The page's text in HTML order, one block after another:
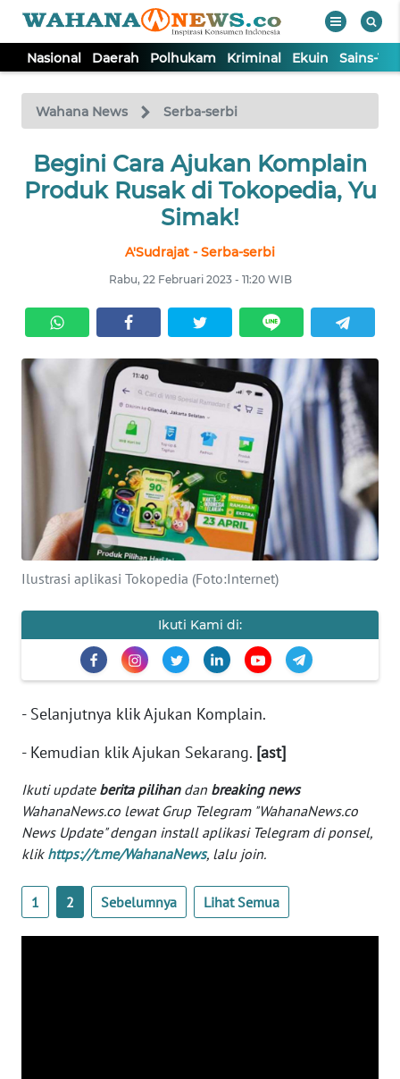
Nasional Daerah Polhukam Kriminal Ekuin Sains-
Wahana News Serba-serbi
Begini Cara Ajukan Komplain
Produk Rusak di Tokopedia, Yu
Simak!
A'Sudrajat - Serba-serbi
Rabu, 22 Februari 2023 - 11:20 WIB
Ilustrasi aplikasi Tokopedia (Foto:Internet)
Ikuti Kami di:
- Selanjutnya klik Ajukan Komplain.
- Kemudian klik Ajukan Sekarang. [ast]
Ikuti update berita pilihandan breaking news
WahanaNews.co lewat Grup Telegram "WahanaNews.co
News Update" dengan install aplikasi Telegram di ponsel,
klik https://t.me/WahanaNews, lalu join.
1 2 Sebelumnya Lihat Semua
TV
Tutup
NASIONAL
KRIMINAL
EKUIN
SAINS-TEKNO
KESEHATAN
INTERNASIONAL
SERBA-SERBI
PENDIDIKAN
OLAHRAGA
OPINI
EDITORIAL
Informasi
INDEKS
BERITA
KONTAK